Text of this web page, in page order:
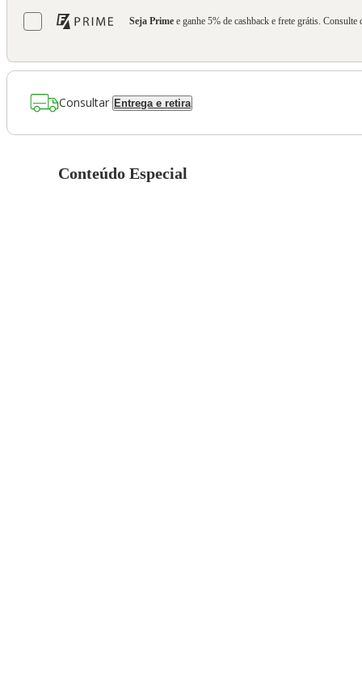
Seja Prime e ganhe 5% de cashback e frete grátis. Consulte
Consultar Entrega e retira
Conteúdo Especial